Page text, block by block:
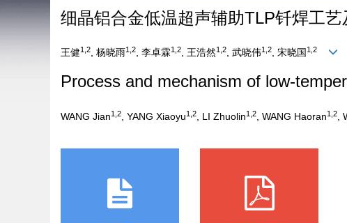
细晶铝合金低温超声辅助TLP钎焊工艺
王健1,2, 杨晓雨1,2, 李卓霖1,2, 王浩然1,2, 武晓伟1,2, 宋晓国 1,2
Process and mechanism of low-
WANG Jian1,2 , YANG Xiaoyu1,2 , LI Zhuolin1,2 , WANG Haoran1,2 ,